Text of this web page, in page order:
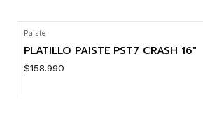
Paiste
PLATILLO PAISTE PST7 CRASH 16"
$158.990